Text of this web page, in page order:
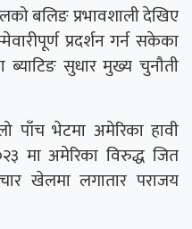
बलिङ प्रभावशाली देखिए
प्रदर्शन गर्न सकेका
सुधार मुख्य चुनौती
पाँच भेटमा अमेरिका हावी
मा अमेरिका विरुद्ध जित
खेलमा लगातार पराजय